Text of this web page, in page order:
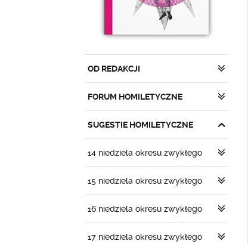
OD REDAKCJI
FORUM HOMILETYCZNE
SUGESTIE HOMILETYCZNE
14 niedziela okresu zwykłego
15 niedziela okresu zwykłego
16 niedziela okresu zwykłego
17 niedziela okresu zwykłego